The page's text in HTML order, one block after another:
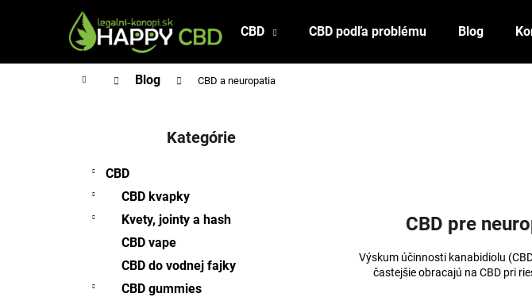
CBD CBD podľa problému Blog
DomovBlog CBD a neuropatia
Kategórie
CBD
CBD kvapky
Kvety, jointy a hash
CBD vape
CBD do vodnej fajky
CBD gummies
CBD pre
Výskum účinnosti kanabidiolu
častejšie obracajú na CBD pri
Späť
do
Späť
do
Odporúčame